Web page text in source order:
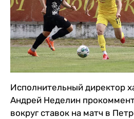
Исполнительный директор
Андрей Неделин
вокруг ставок на матч в